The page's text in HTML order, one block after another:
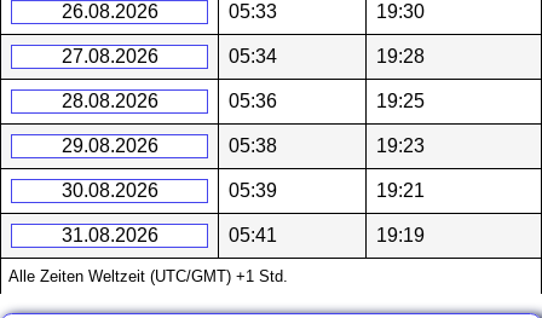
26.08.2026 05:33 19:30
27.08.2026 05:34 19:28
28.08.2026 05:36 19:25
29.08.2026 05:38 19:23
30.08.2026 05:39 19:21
31.08.2026 05:41 19:19
Alle Zeiten Weltzeit (UTC/GMT) +1 Std.